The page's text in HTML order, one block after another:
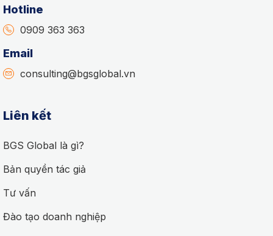
Hotline
0909 363 363
Email
consulting@bgsglobal.vn
Liên kết
BGS Global là gì?
Bản quyền tác giả
Tư vấn
Đào tạo doanh nghiệp